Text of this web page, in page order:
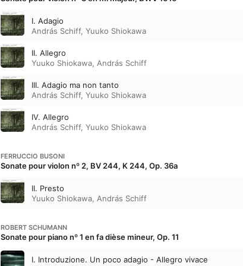
I. Adagio
András Schiff, Yuuko Shiokawa
II. Allegro
Yuuko Shiokawa, András Schiff
III. Adagio ma non tanto
András Schiff, Yuuko Shiokawa
IV. Allegro
András Schiff, Yuuko Shiokawa
FERRUCCIO BUSONI
Sonate pour violon nº 2, BV 244, K 244, Op. 36a
II. Presto
Yuuko Shiokawa, András Schiff
ROBERT SCHUMANN
Sonate pour piano nº 1 en fa dièse mineur, Op. 11
I. Introduzione. Un poco adagio - Allegro vivace